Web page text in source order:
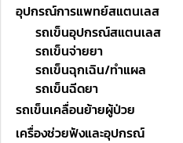
อุปกรณ์การแพทย์สแตนเลส
รถเข็นอุปกรณ์สแตนเลส
รถเข็นจ่ายยา
รถเข็นฉุกเฉิน/ทำแผล
รถเข็นฉีดยา
รถเข็นเคลื่อนย้ายผู้ป่วย
เครื่องช่วยฟังและอุปกรณ์